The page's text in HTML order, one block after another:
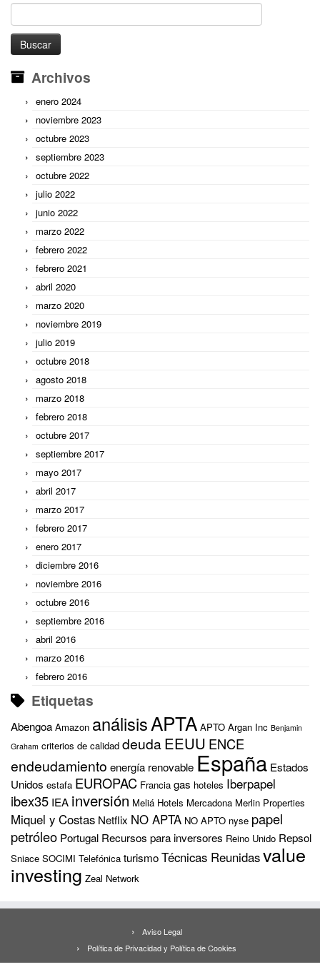
Buscar:
Archivos
enero 2024
noviembre 2023
octubre 2023
septiembre 2023
octubre 2022
julio 2022
junio 2022
marzo 2022
febrero 2022
febrero 2021
abril 2020
marzo 2020
noviembre 2019
julio 2019
octubre 2018
agosto 2018
marzo 2018
febrero 2018
octubre 2017
septiembre 2017
mayo 2017
abril 2017
marzo 2017
febrero 2017
enero 2017
diciembre 2016
noviembre 2016
octubre 2016
septiembre 2016
abril 2016
marzo 2016
febrero 2016
Etiquetas
Abengoa Amazon análisisAPTA APTO Argan Inc Benjamin
Graham criterios de calidad deudaEEUU ENCE
endeudamiento energía renovable España Estados
Unidos estafa EUROPAC Francia gas hoteles Iberpapel
ibex35 IEA inversión Meliá Hotels Mercadona Merlin Properties
Miquel y Costas Netflix NO APTA NO APTO nyse papel
petróleo Portugal Recursos para inversores Reino Unido Repsol
Sniace SOCIMI Telefónica turismoTécnicas Reunidasvalue
investing Zeal Network
Aviso Legal
Política de Privacidad y Política de Cookies